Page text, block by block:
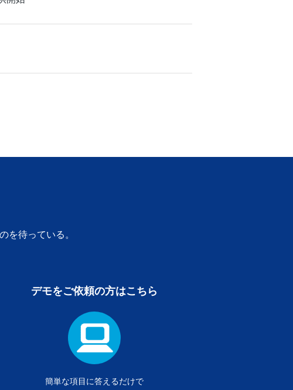
を待っている。
デモをご依頼の方はこちら
簡単な項目に答えるだけで